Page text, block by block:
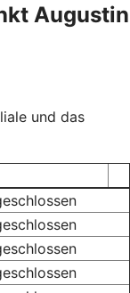
Augustin
und das